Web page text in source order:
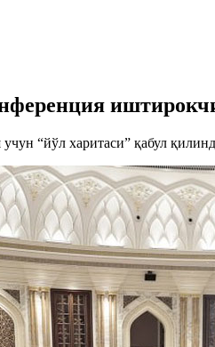
“йўл харитаси” қабул